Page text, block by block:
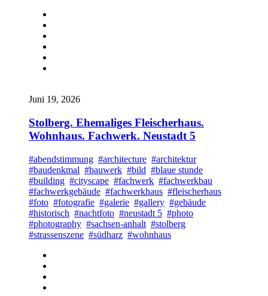
Juni 19, 2026
Stolberg. Ehemaliges Fleischerhaus.
Wohnhaus. Fachwerk. Neustadt 5
#abendstimmung #architecture #architektur
#baudenkmal #bauwerk #bild #blaue stunde
#building #cityscape #fachwerk #fachwerkbau
#fachwerkgebäude #fachwerkhaus #fleischerhaus
#foto #fotografie #galerie #gallery #gebäude
#historisch #nachtfoto #neustadt 5 #photo
#photography #sachsen-anhalt #stolberg
#strassenszene #südharz #wohnhaus